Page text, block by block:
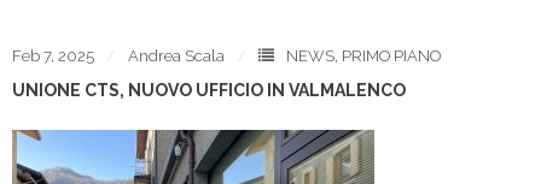
Feb 7, 2025 Andrea Scala NEWS, PRIMO PIANO
UNIONE CTS, NUOVO UFFICIO IN VALMALENCO